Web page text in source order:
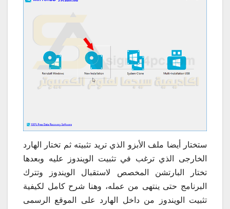
ستختار أيضا ملف الأبزو الذي تريد تثبيته ثم تختار الهارد
الخارجى الذي ترغب في تثبيت الويندوز عليه وبعدها
تختار البارتشن المخصص لاستقبال الويندوز وتترك
البرنامج حتى ينتهى من عمله، وهنا شرح كامل لكيفية
تثبيت الويندوز من داخل الهارد على الموقع الرسمى